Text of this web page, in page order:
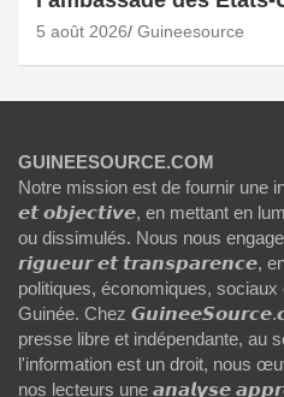
5 août 2026 Guineesource
GUINEESOURCE.COM
Notre mission est de fournir une
𝙚𝙩 𝙤𝙗𝙟𝙚𝙘𝙩𝙞𝙫𝙚, en mettant en
ou dissimulés. Nous nous
𝙧𝙞𝙜𝙪𝙚𝙪𝙧 𝙚𝙩 𝙩𝙧𝙖𝙣𝙨𝙥𝙖𝙧𝙚𝙣𝙘𝙚,
politiques, économiques,
Guinée. Chez
presse libre et indépendante, au
l'information est un droit, nous
nos lecteurs une 𝙖𝙣𝙖𝙡𝙮𝙨𝙚